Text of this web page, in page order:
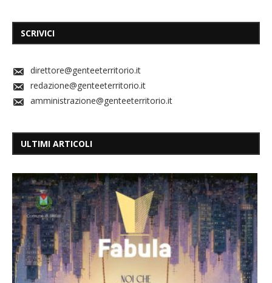
SCRIVICI
direttore@genteeterritorio.it
redazione@genteeterritorio.it
amministrazione@genteeterritorio.it
ULTIMI ARTICOLI